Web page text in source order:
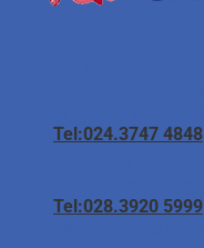
Tel:024.3747 4848
Tel:028.3920 5999